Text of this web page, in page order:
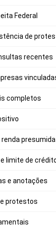
Federal
de
recentes
completos
presumida
limite de
e anotações
protestos